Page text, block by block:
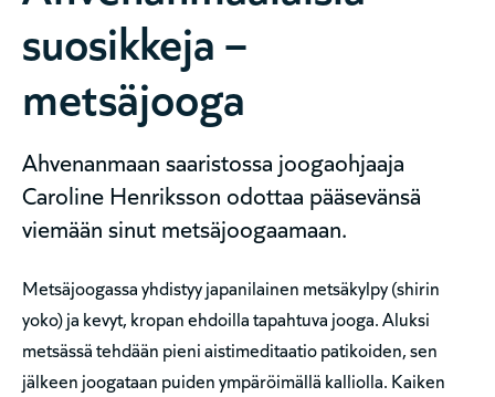
suosikkeja –
metsäjooga
Ahvenanmaan saaristossa joogaohjaaja
Caroline Henriksson odottaa pääsevänsä
viemään sinut metsäjoogaamaan.
Metsäjoogassa yhdistyy japanilainen metsäkylpy (shirin
yoko) ja kevyt, kropan ehdoilla tapahtuva jooga. Aluksi
metsässä tehdään pieni aistimeditaatio patikoiden, sen
jälkeen joogataan puiden ympäröimällä kalliolla. Kaiken